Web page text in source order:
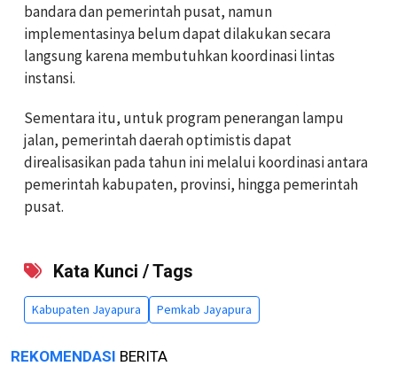
bandara dan pemerintah pusat, namun
implementasinya belum dapat dilakukan secara
langsung karena membutuhkan koordinasi lintas
instansi.
Sementara itu, untuk program penerangan lampu
jalan, pemerintah daerah optimistis dapat
direalisasikan pada tahun ini melalui koordinasi antara
pemerintah kabupaten, provinsi, hingga pemerintah
pusat.
Kata Kunci / Tags
Kabupaten Jayapura Pemkab Jayapura
REKOMENDASI BERITA